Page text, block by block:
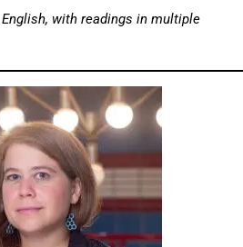
with readings in multiple